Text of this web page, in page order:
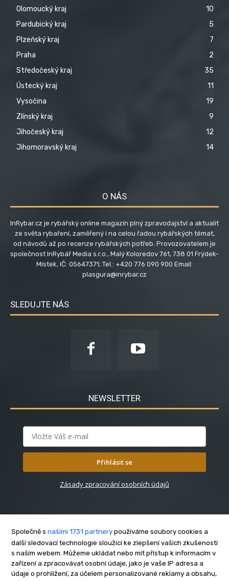
Olomoucký kraj
10
Pardubický kraj
5
Plzeňský kraj
7
Praha
2
Středočeský kraj
35
Ústecký kraj
11
Vysočina
19
Zlínský kraj
9
Jihočeský kraj
12
Jihomoravský kraj
14
O NÁS
InRybar.cz je rybářský online magazín plný zpravodajství a aktualit
ze světa rybaření, zaměřený i na celou řadou rybářských témat,
od návodů až po recenze rybářských potřeb. Provozovatelem je
společnost InRybář Media s.r.o., Malý Koloredov 761, 738 01 Frýdek-
Místek, IČ: 05647371; Tel.: +420 776 090 900 Email:
plasgura@inrybar.cz
SLEDUJTE NÁS
NEWSLETTER
Přihlásit se
Zásady zpracování osobních údajů
O nás
Kontakt
Společně s našimi 1731 partnery používáme soubory cookies a
další sledovací technologie sloužící ke zlepšení vašich zkušeností
s naším webem. Můžeme ukládat nebo mít přístup k informacím v
zařízení a zpracovávat osobní údaje, jako je vaše IP adresa a
údaje o prohlížení, za účelem personalizované reklamy a obsahu,